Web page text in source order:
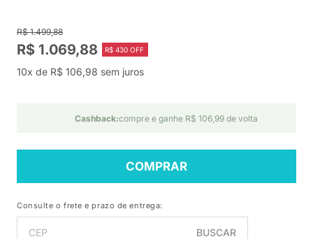
R$ 1.499,88
R$ 1.069,88 R$ 430 OFF
10x de R$ 106,98 sem juros
Cashback:compre e ganhe R$ 106,99 de volta
COMPRAR
Consulte o frete e prazo de entrega:
BUSCAR